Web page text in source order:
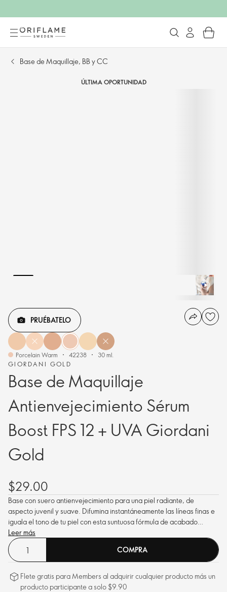
Base de Maquillaje, BB y CC
ÚLTIMA OPORTUNIDAD
GIORDANI GOLD
Base de Maquillaje
Antienvejecimiento Sérum
Boost FPS 12 + UVA Giordani
Gold
PRUÉBATELO
Porcelain Warm 42238 30 ml.
$29.00
Base con suero antienvejecimiento para una piel radiante, de
aspecto juvenil y suave. Difumina instantáneamente las líneas finas e
iguala el tono de tu piel con esta suntuosa fórmula de acabado
natural potenciado.
Leer más
COMPRA
Flete gratis para Members al adquirir cualquier producto más un
producto participante a solo $9.90